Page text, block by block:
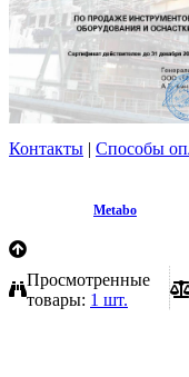
Контакты | Способы
Metabo
Просмотренные
товары: 1 шт.